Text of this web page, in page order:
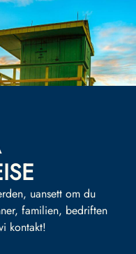
uansett om du
familien, bedriften
kontakt!